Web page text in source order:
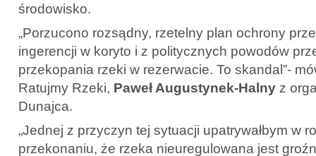
środowisko.
„Porzucono rozsądny, rzetelny plan ochrony
ingerencji w koryto i z politycznych powodów
przekopania rzeki w rezerwacie. To skandal”-
Ratujmy Rzeki, Paweł Augustynek-Halny z
Dunajca.
„Jednej z przyczyn tej sytuacji upatrywałbym w
przekonaniu, że rzeka nieuregulowana jest